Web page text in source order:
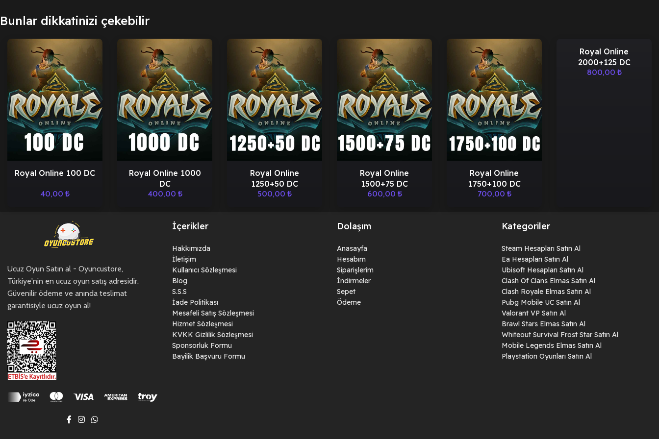
Bunlar dikkatinizi çekebilir
Royal Online 100 DC
40,00 ₺
Royal Online 1000
DC
400,00 ₺
Royal Online
1250+50 DC
500,00 ₺
Royal Online
1500+75 DC
600,00 ₺
Royal Online
1750+100 DC
700,00 ₺
Royal Online
2000+125 DC
800,00 ₺
Ucuz Oyun Satın al - Oyuncustore,
Türkiye'nin en ucuz oyun satış adresidir.
Güvenilir ödeme ve anında teslimat
garantisiyle ucuz oyun al!
İçerikler
Hakkımızda
İletişim
Kullanıcı Sözleşmesi
Blog
S.S.S
İade Politikası
Mesafeli Satış Sözleşmesi
Hizmet Sözleşmesi
KVKK Gizlilik Sözleşmesi
Sponsorluk Formu
Bayilik Başvuru Formu
Dolaşım
Anasayfa
Hesabım
Siparişlerim
İndirmeler
Sepet
Ödeme
Kategoriler
Steam Hesapları Satın Al
Ea Hesapları Satın Al
Ubisoft Hesapları Satın Al
Clash Of Clans Elmas Satın Al
Clash Royale Elmas Satın Al
Pubg Mobile UC Satın Al
Valorant VP Satın Al
Brawl Stars Elmas Satın Al
Whiteout Survival Frost Star Satın Al
Mobile Legends Elmas Satın Al
Playstation Oyunları Satın Al